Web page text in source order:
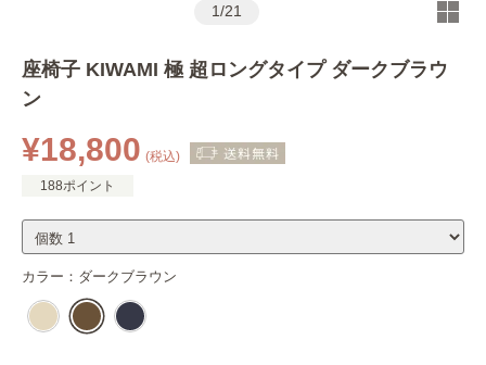
1/21
座椅子 KIWAMI 極 超ロングタイプ ダークブラウ
ン
¥18,800 (税込)
188ポイント
カラー： ダークブラウン